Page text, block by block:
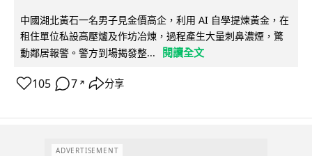
中國湖北黃石一名男子見金價高企，利用 AI 自學提煉黃金，在
租住單位私設高壓爐及作坊冶煉，過程產生大量刺鼻濃煙，驚
動鄰居報警。警方到場揭發整...
閱讀全文
105 7 ↗ 分享
ADVERTISEMENT